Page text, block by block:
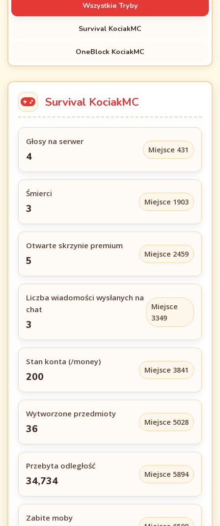
Wszystkie Tryby
Survival KociakMC
OneBlock KociakMC
Survival KociakMC
Głosy na serwer
4
Miejsce 431
Śmierci
3
Miejsce 1903
Otwarte skrzynie premium
5
Miejsce 2459
Liczba wiadomości wysłanych na
chat
3
Miejsce
3349
Stan konta (/money)
200
Miejsce 3841
Wytworzone przedmioty
36
Miejsce 5028
Przebyta odległość
34,734
Miejsce 5894
Zabite moby